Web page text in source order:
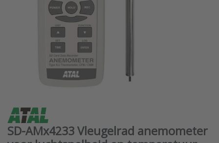
SD-AMx4233 Vleugelrad anemometer